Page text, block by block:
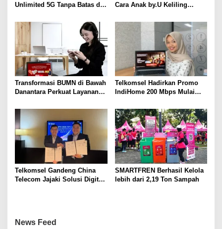
Unlimited 5G Tanpa Batas di
Cara Anak by.U Keliling
Spesial
Transformasi BUMN di Bawah
Danantara Perkuat Layanan
Sehat di Semester I 2026
Telkomsel Hadirkan Promo
IndiHome 200 Mbps Mulai
Pelanggan di Sumbagsel
Telkomsel Gandeng China
Telecom Jajaki Solusi Digital
SMARTFREN Berhasil Kelola
lebih dari 2,19 Ton Sampah
News Feed